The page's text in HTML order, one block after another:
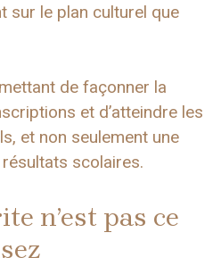
sur le plan culturel que
de façonner la
et d’atteindre les
et non seulement une
scolaires.
n’est pas ce